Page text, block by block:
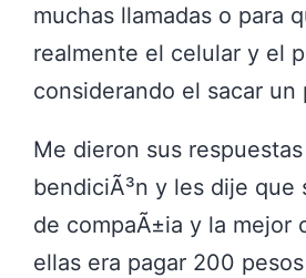
muchas llamadas o para
realmente el celular y el
considerando el sacar un
Me dieron sus
bendiciÃ³n y les dije que
de compaÃ±ia y la mejor
ellas era pagar 200